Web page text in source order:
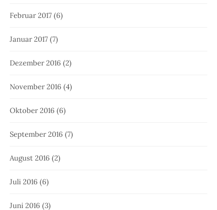
Februar 2017 (6)
Januar 2017 (7)
Dezember 2016 (2)
November 2016 (4)
Oktober 2016 (6)
September 2016 (7)
August 2016 (2)
Juli 2016 (6)
Juni 2016 (3)